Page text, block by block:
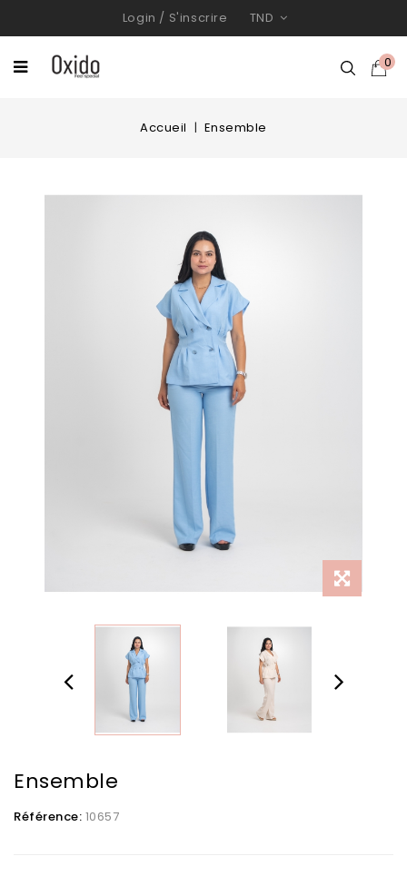
Login / S'inscrire TND
0
Accueil Ensemble
Ensemble
Référence: 10657